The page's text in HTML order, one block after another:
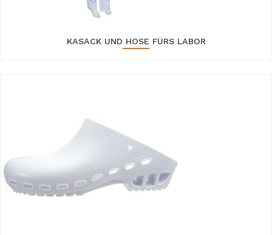
KASACK UND HOSE FÜRS LABOR